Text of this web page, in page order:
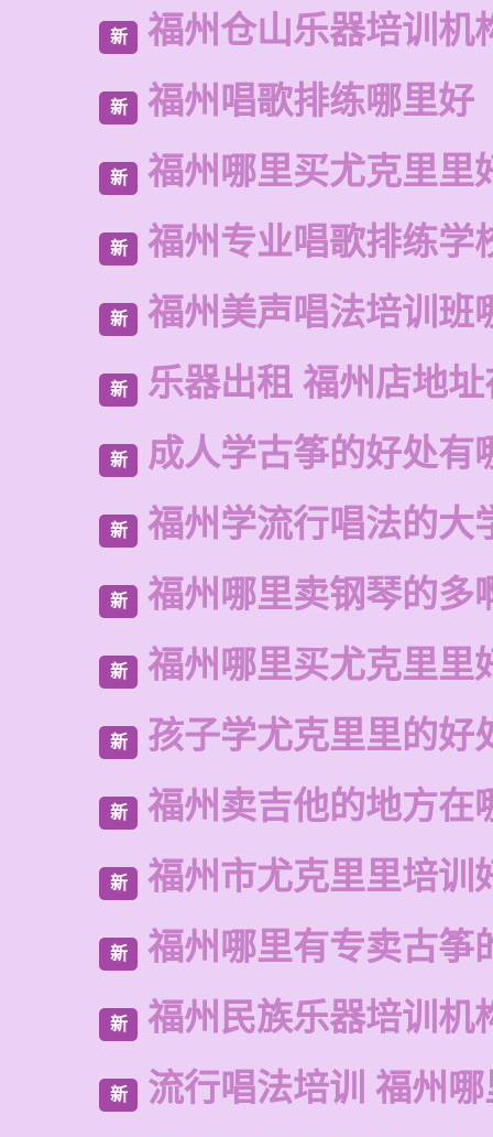
新 福州仓山乐器培训机
新 福州唱歌排练哪里好
新 福州哪里买尤克里里
新 福州专业唱歌排练学
新 福州美声唱法培训班
新 乐器出租 福州店地
新 成人学古筝的好处有
新 福州学流行唱法的大
新 福州哪里卖钢琴的多
新 福州哪里买尤克里里
新 孩子学尤克里里的好
新 福州卖吉他的地方在
新 福州市尤克里里培训
新 福州哪里有专卖古筝
新 福州民族乐器培训机
新 流行唱法培训 福州